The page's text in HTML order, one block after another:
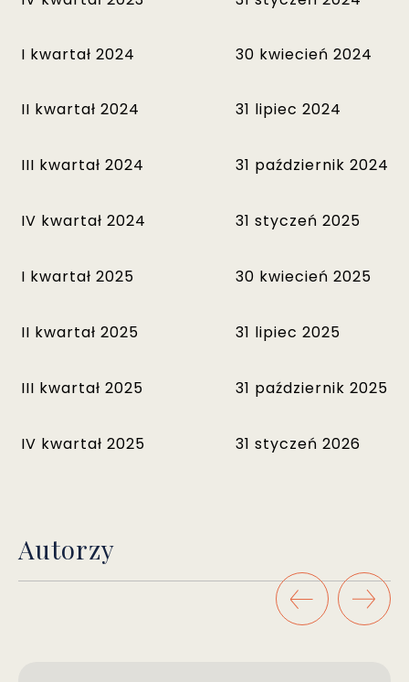
I kwartał 2024 30 kwiecień 2024
II kwartał 2024 31 lipiec 2024
III kwartał 2024 31 październik 2024
IV kwartał 2024 31 styczeń 2025
I kwartał 2025 30 kwiecień 2025
II kwartał 2025 31 lipiec 2025
III kwartał 2025 31 październik 2025
IV kwartał 2025 31 styczeń 2026
Autorzy